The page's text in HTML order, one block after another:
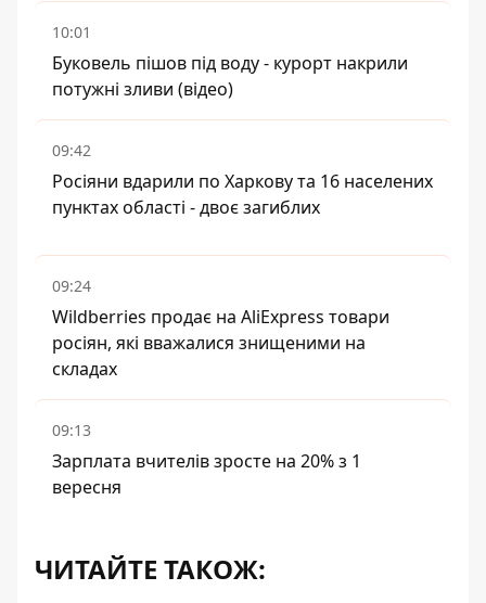
10:01
Буковель пішов під воду - курорт накрили
потужні зливи (відео)
09:42
Росіяни вдарили по Харкову та 16 населених
пунктах області - двоє загиблих
09:24
Wildberries продає на AliExpress товари
росіян, які вважалися знищеними на
складах
09:13
Зарплата вчителів зросте на 20% з 1
вересня
ЧИТАЙТЕ ТАКОЖ: